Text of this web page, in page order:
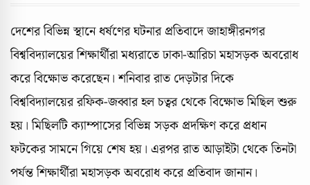
দেশের বিভিন্ন স্থানে ধর্ষণের ঘটনার প্রতিবাদে জাহাঙ্গীরনগর
বিশ্ববিদ্যালয়ের শিক্ষার্থীরা মধ্যরাতে ঢাকা-আরিচা মহাসড়ক অবরোধ
করে বিক্ষোভ করেছেন। শনিবার রাত দেড়টার দিকে
বিশ্ববিদ্যালয়ের রফিক-জব্বার হল চত্বর থেকে বিক্ষোভ মিছিল শুরু
হয়। মিছিলটি ক্যাম্পাসের বিভিন্ন সড়ক প্রদক্ষিণ করে প্রধান
ফটকের সামনে গিয়ে শেষ হয়। এরপর রাত আড়াইটা থেকে তিনটা
পর্যন্ত শিক্ষার্থীরা মহাসড়ক অবরোধ করে প্রতিবাদ জানান।